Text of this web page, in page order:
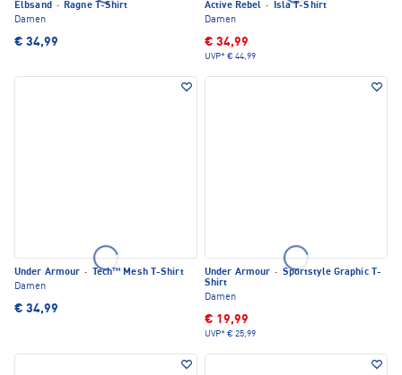
Elbsand · Ragne T-Shirt
Damen
€ 34,99
Active Rebel ·
Isla T-Shirt
Damen
€ 34,99
UVP* € 44,99
Under Armour ·
Tech™ Mesh T-Shirt
Damen
€ 34,99
Under Armour · Sportstyle Graphic T-
Shirt
Damen
€ 19,99
UVP* € 25,99